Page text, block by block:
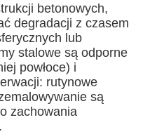
betonowych,
degradacji z czasem
lub
stalowe są odporne
powłoce) i
rutynowe
są
zachowania